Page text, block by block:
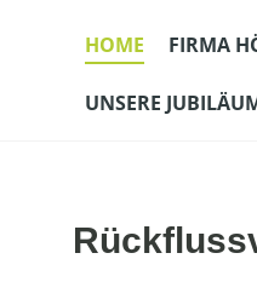
HOME FIRMA
UNSERE